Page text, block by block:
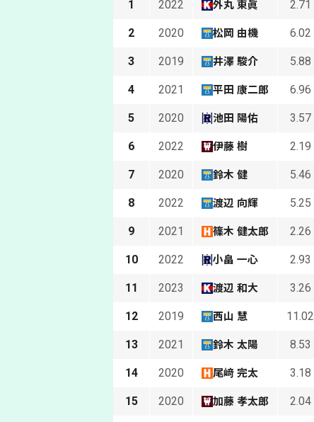
1 2022 外丸 東眞 2.71
2 2020 松岡 由機 6.02
3 2019 井澤 駿介 5.88
4 2021 平田 康二郎 6.96
5 2020 池田 陽佑 3.57
6 2022 伊藤 樹 2.19
7 2020 鈴木 健 5.46
8 2022 渡辺 向輝 5.25
9 2021 篠木 健太郎 2.26
10 2022 小畠 一心 2.93
11 2023 渡辺 和大 3.26
12 2019 西山 慧 11.02
13 2021 鈴木 太陽 8.53
14 2020 尾﨑 完太 3.18
15 2020 加藤 孝太郎 2.04